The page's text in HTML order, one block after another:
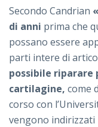
Secondo Candrian
di anni prima che
possano essere
parti intere di
possibile
cartilagine, come
corso con
vengono indirizzati